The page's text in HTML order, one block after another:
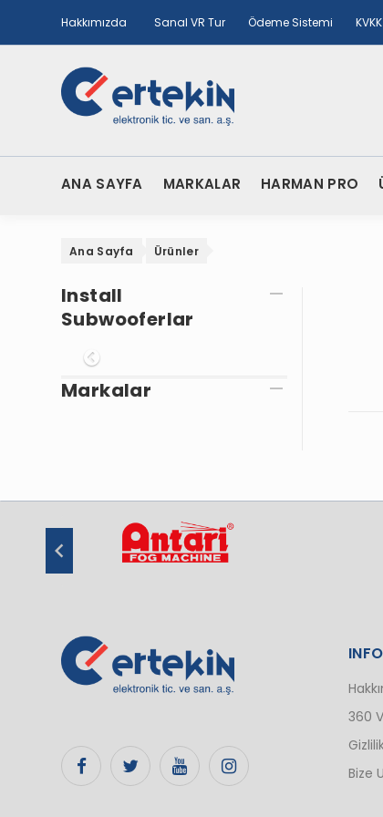
Hakkımızda Sanal VR Tur Ödeme Sistemi
ANA SAYFA MARKALAR HARMAN PRO
Onceki
Ana Sayfa Ürünler
Install
Subwooferlar
Markalar
INFO
360
Bize